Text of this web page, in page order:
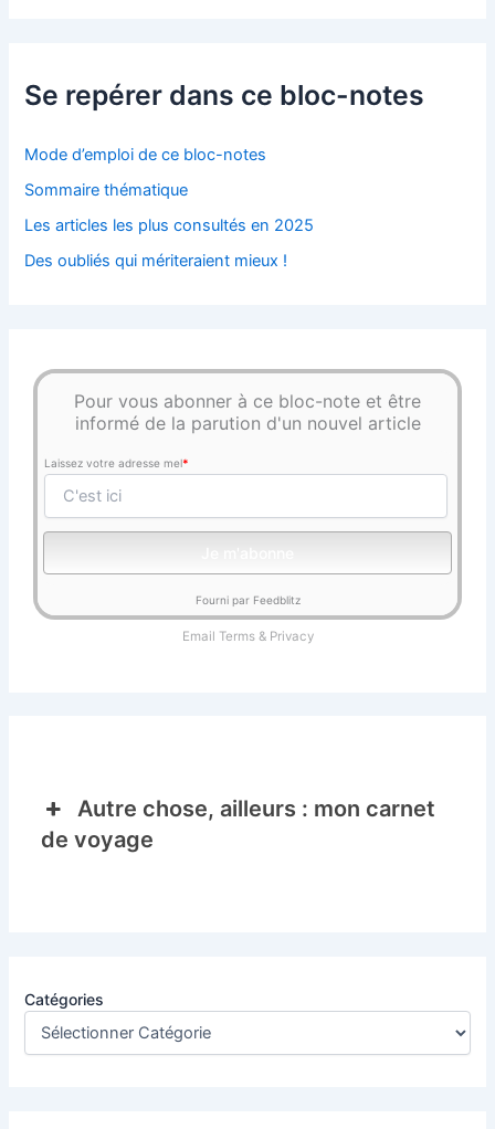
Se repérer dans ce bloc-notes
Mode d’emploi de ce bloc-notes
Sommaire thématique
Les articles les plus consultés en 2025
Des oubliés qui mériteraient mieux !
Pour vous abonner à ce bloc-note et être
informé de la parution d'un nouvel article
Laissez votre adresse mel*
Fourni par Feedblitz
Email Terms& Privacy
Autre chose, ailleurs : mon carnet
de voyage
Catégories